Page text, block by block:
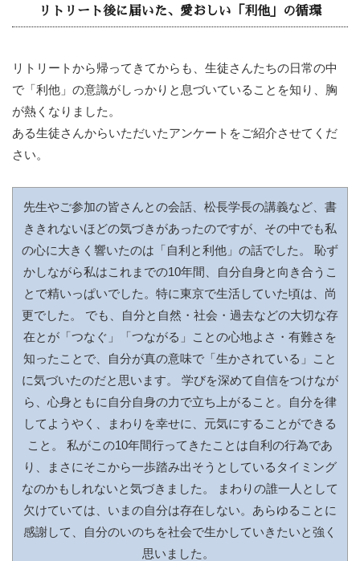
リトリート後に届いた、愛おしい「利他」の循環
リトリートから帰ってきてからも、生徒さんたちの日常の中
で「利他」の意識がしっかりと息づいていることを知り、胸
が熱くなりました。
ある生徒さんからいただいたアンケートをご紹介させてくだ
さい。
先生やご参加の皆さんとの会話、松長学長の講義など、書
ききれないほどの気づきがあったのですが、その中でも私
の心に大きく響いたのは「自利と利他」の話でした。 恥ず
かしながら私はこれまでの10年間、自分自身と向き合うこ
とで精いっぱいでした。特に東京で生活していた頃は、尚
更でした。 でも、自分と自然・社会・過去などの大切な存
在とが「つなぐ」「つながる」ことの心地よさ・有難さを
知ったことで、自分が真の意味で「生かされている」こと
に気づいたのだと思います。 学びを深めて自信をつけなが
ら、心身ともに自分自身の力で立ち上がること。自分を律
してようやく、まわりを幸せに、元気にすることができる
こと。 私がこの10年間行ってきたことは自利の行為であ
り、まさにそこから一歩踏み出そうとしているタイミング
なのかもしれないと気づきました。 まわりの誰一人として
欠けていては、いまの自分は存在しない。あらゆることに
感謝して、自分のいのちを社会で生かしていきたいと強く
思いました。